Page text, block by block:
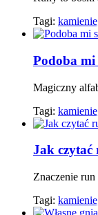
Tagi:
Podoba mi
Magiczny
Tagi:
Jak czytać
Znaczenie
Tagi: